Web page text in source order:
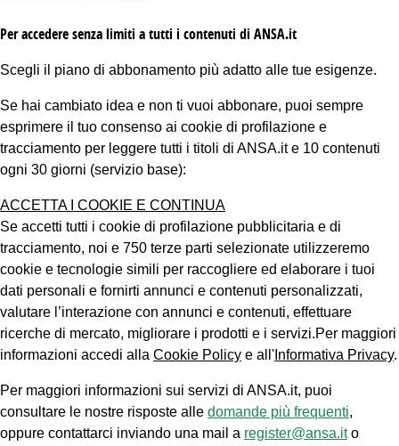
Per accedere senza limiti a tutti i contenuti di ANSA.it
Scegli il piano di abbonamento più adatto alle tue esigenze.
Se hai cambiato idea e non ti vuoi abbonare, puoi sempre
esprimere il tuo consenso ai cookie di profilazione e
tracciamento per leggere tutti i titoli di ANSA.it e 10 contenuti
ogni 30 giorni (servizio base):
ACCETTA I COOKIE E CONTINUA
Se accetti tutti i cookie di profilazione pubblicitaria e di
tracciamento, noi e 750 terze parti selezionate utilizzeremo
cookie e tecnologie simili per raccogliere ed elaborare i tuoi
dati personali e fornirti annunci e contenuti personalizzati,
valutare l’interazione con annunci e contenuti, effettuare
ricerche di mercato, migliorare i prodotti e i servizi.Per maggiori
informazioni accedi alla Cookie Policy e all' Informativa Privacy.
Per maggiori informazioni sui servizi di ANSA.it, puoi
consultare le nostre risposte alle domande più frequenti,
oppure contattarci inviando una mail a register@ansa.ito